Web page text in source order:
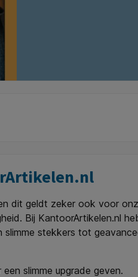
dit geldt zeker ook voor
Bij KantoorArtikelen.nl
stekkers tot
slimme upgrade geven.